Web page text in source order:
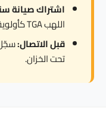
اشتراك صيانة
اللهب TGA كأولوية.
قبل الاتصال:
تحت الخزان.